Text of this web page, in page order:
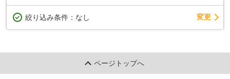
絞り込み条件： なし 変更
ページトップへ